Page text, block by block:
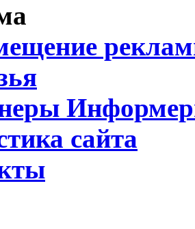
сайта